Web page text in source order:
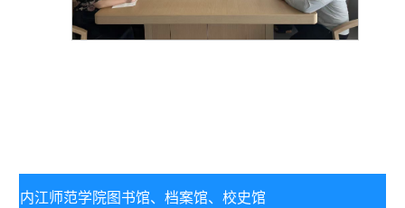
内江师范学院图书馆、 档案馆、校史馆